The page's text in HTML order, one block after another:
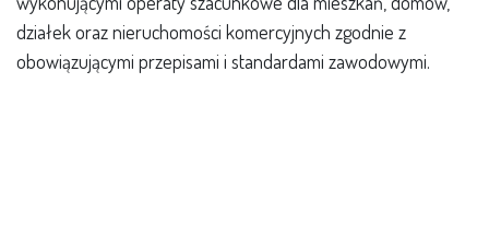
działek oraz nieruchomości komercyjnych zgodnie z
obowiązującymi przepisami i standardami zawodowymi.